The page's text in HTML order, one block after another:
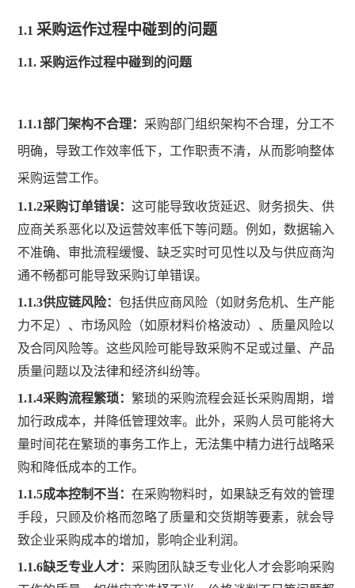
1.1 采购运作过程中碰到的问题
1.1. 采购运作过程中碰到的问题
1.1.1部门架构不合理： 采购部门组织架构不合理，分工不
明确，导致工作效率低下，工作职责不清，从而影响整体
采购运营工作。
1.1.2采购订单错误：这可能导致收货延迟、财务损失、供
应商关系恶化以及运营效率低下等问题。例如，数据输入
不准确、审批流程缓慢、缺乏实时可见性以及与供应商沟
通不畅都可能导致采购订单错误。
1.1.3供应链风险：包括供应商风险（如财务危机、生产能
力不足）、市场风险（如原材料价格波动）、质量风险以
及合同风险等。这些风险可能导致采购不足或过量、产品
质量问题以及法律和经济纠纷等。
1.1.4采购流程繁琐 ：繁琐的采购流程会延长采购周期，增
加行政成本，并降低管理效率。此外，采购人员可能将大
量时间花在繁琐的事务工作上，无法集中精力进行战略采
购和降低成本的工作。
1.1.5成本控制不当 ：在采购物料时，如果缺乏有效的管理
手段，只顾及价格而忽略了质量和交货期等要素，就会导
致企业采购成本的增加，影响企业利润。
1.1.6缺乏专业人才： 采购团队缺乏专业化人才会影响采购